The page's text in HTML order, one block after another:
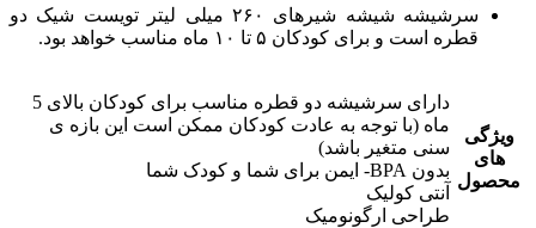
سرشیشه شیشه شیرهای ۲۶۰ میلی لیتر تویست شیک دو
قطره است و برای کودکان ۵ تا ۱۰ ماه مناسب خواهد بود.
ویژگی
های
محصول
دارای سرشیشه دو قطره مناسب برای کودکان بالای 5
ماه (با توجه به عادت کودکان ممکن است این بازه ی
سنی متغیر باشد)
بدون BPA- ایمن برای شما و کودک شما
آنتی کولیک
طراحی ارگونومیک